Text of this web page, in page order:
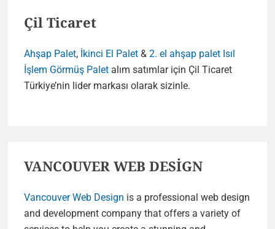
Çil Ticaret
Ahşap Palet, İkinci El Palet & 2. el ahşap palet Isıl
İşlem Görmüş Palet alım satımlar için Çil Ticaret
Türkiye’nin lider markası olarak sizinle.
VANCOUVER WEB DESİGN
Vancouver Web Design is a professional web design
and development company that offers a variety of